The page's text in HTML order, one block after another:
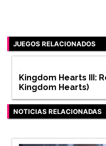
JUEGOS RELACIONADOS
Kingdom Hearts III:
Kingdom Hearts)
NOTICIAS RELACIONADAS